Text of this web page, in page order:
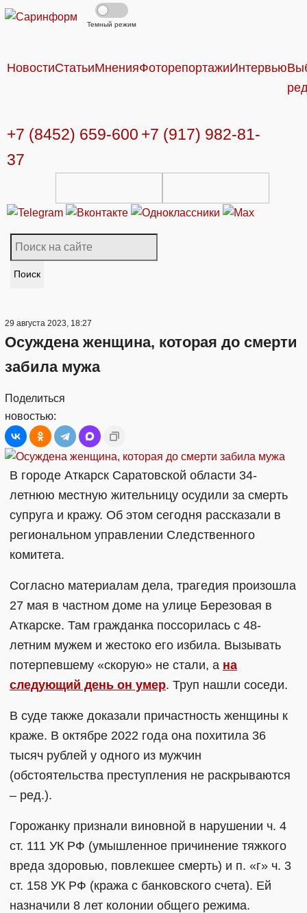
Темный режим
НовостиСтатьиМненияФоторепортажиИнтервью
+7 (8452) 659-600 +7 (917) 982-81-
37
Поиск
29 августа 2023, 18:27
Осуждена женщина, которая до смерти
забила мужа
Поделиться
новостью:
В городе Аткарск Саратовской области 34-
летнюю местную жительницу осудили за смерть
супруга и кражу. Об этом сегодня рассказали в
региональном управлении Следственного
комитета.
Согласно материалам дела, трагедия произошла
27 мая в частном доме на улице Березовая в
Аткарске. Там гражданка поссорилась с 48-
летним мужем и жестоко его избила. Вызывать
потерпевшему «скорую» не стали, а на
следующий день он умер. Труп нашли соседи.
В суде также доказали причастность женщины к
краже. В октябре 2022 года она похитила 36
тысяч рублей у одного из мужчин
(обстоятельства преступления не раскрываются
– ред.).
Горожанку признали виновной в нарушении ч. 4
ст. 111 УК РФ (умышленное причинение тяжкого
вреда здоровью, повлекшее смерть) и п. «г» ч. 3
ст. 158 УК РФ (кража с банковского счета). Ей
назначили 8 лет колонии общего режима.